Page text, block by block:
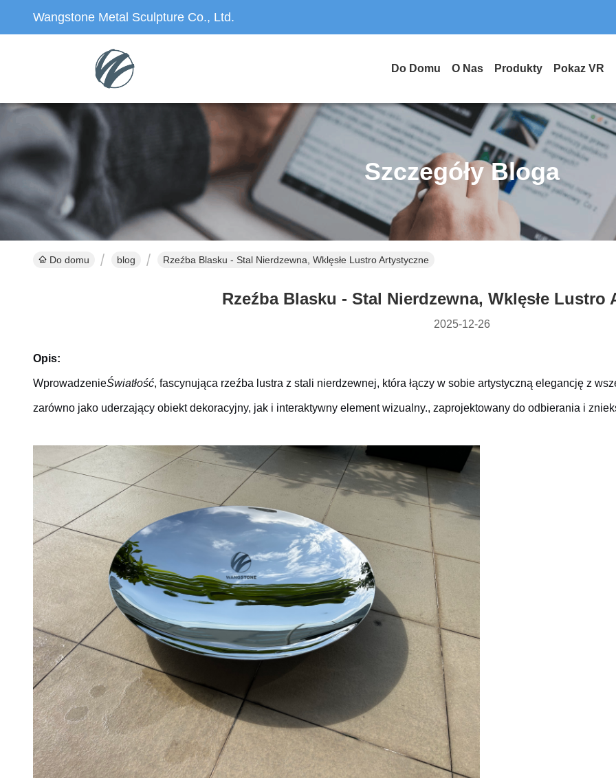
Wangstone Metal Sculpture Co., Ltd.
Do Domu O Nas Produkty Pokaz VR
Szczegóły Bloga
Do domu blog Rzeźba Blasku - Stal Nierdzewna, Wklęsłe Lustro Artystyczne
Rzeźba Blasku - Stal Nierdzewna, Wklęsłe Lustro
2025-12-26
Opis:
WprowadzenieŚwiatłość, fascynująca rzeźba lustra z stali nierdzewnej, która łączy w sobie artystyczną elegancję z
zarówno jako uderzający obiekt dekoracyjny, jak i interaktywny element wizualny., zaprojektowany do odbierania i